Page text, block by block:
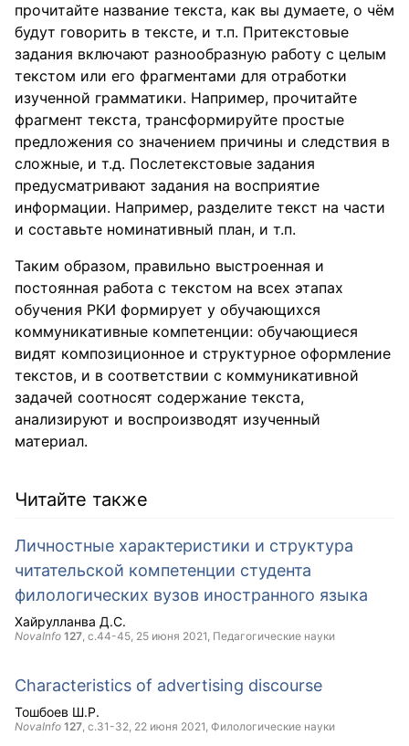
прочитайте название текста, как вы думаете, о чём
будут говорить в тексте, и т.п. Притекстовые
задания включают разнообразную работу с целым
текстом или его фрагментами для отработки
изученной грамматики. Например, прочитайте
фрагмент текста, трансформируйте простые
предложения со значением причины и следствия в
сложные, и т.д. Послетекстовые задания
предусматривают задания на восприятие
информации. Например, разделите текст на части
и составьте номинативный план, и т.п.
Таким образом, правильно выстроенная и
постоянная работа с текстом на всех этапах
обучения РКИ формирует у обучающихся
коммуникативные компетенции: обучающиеся
видят композиционное и структурное оформление
текстов, и в соответствии с коммуникативной
задачей соотносят содержание текста,
анализируют и воспроизводят изученный
материал.
Читайте также
Личностные характеристики и структура
читательской компетенции студента
филологических вузов иностранного языка
Хайрулланва Д.С.
NovaInfo 127, с.44-45, 25 июня 2021, Педагогические науки
Characteristics of advertising discourse
Тошбоев Ш.Р.
NovaInfo 127, с.31-32, 22 июня 2021, Филологические науки